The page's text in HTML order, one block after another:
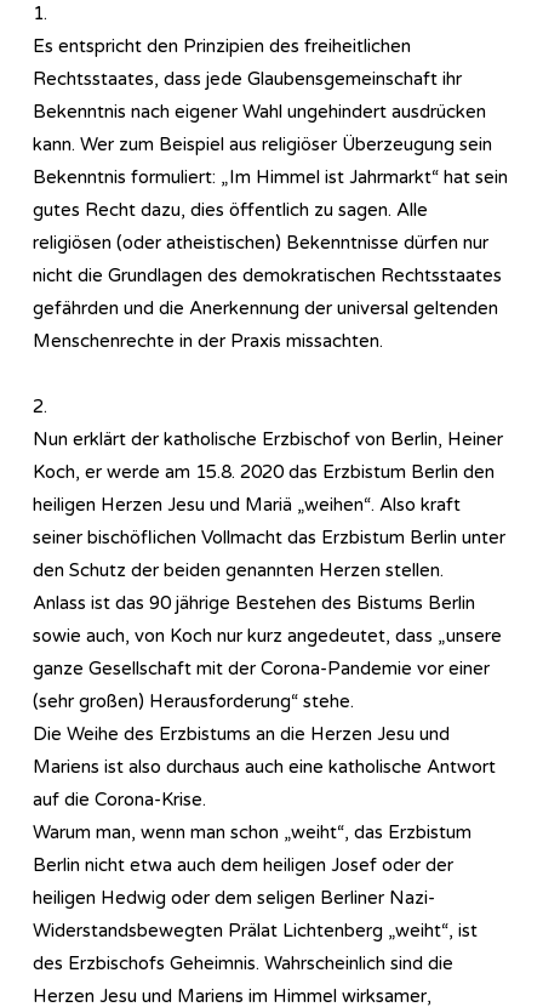
1.
Es entspricht den Prinzipien des freiheitlichen
Rechtsstaates, dass jede Glaubensgemeinschaft ihr
Bekenntnis nach eigener Wahl ungehindert ausdrücken
kann. Wer zum Beispiel aus religiöser Überzeugung sein
Bekenntnis formuliert: „Im Himmel ist Jahrmarkt“ hat sein
gutes Recht dazu, dies öffentlich zu sagen. Alle
religiösen (oder atheistischen) Bekenntnisse dürfen nur
nicht die Grundlagen des demokratischen Rechtsstaates
gefährden und die Anerkennung der universal geltenden
Menschenrechte in der Praxis missachten.
2.
Nun erklärt der katholische Erzbischof von Berlin, Heiner
Koch, er werde am 15.8. 2020 das Erzbistum Berlin den
heiligen Herzen Jesu und Mariä „weihen“. Also kraft
seiner bischöflichen Vollmacht das Erzbistum Berlin unter
den Schutz der beiden genannten Herzen stellen.
Anlass ist das 90 jährige Bestehen des Bistums Berlin
sowie auch, von Koch nur kurz angedeutet, dass „unsere
ganze Gesellschaft mit der Corona-Pandemie vor einer
(sehr großen) Herausforderung“ stehe.
Die Weihe des Erzbistums an die Herzen Jesu und
Mariens ist also durchaus auch eine katholische Antwort
auf die Corona-Krise.
Warum man, wenn man schon „weiht“, das Erzbistum
Berlin nicht etwa auch dem heiligen Josef oder der
heiligen Hedwig oder dem seligen Berliner Nazi-
Widerstandsbewegten Prälat Lichtenberg „weiht“, ist
des Erzbischofs Geheimnis. Wahrscheinlich sind die
Herzen Jesu und Mariens im Himmel wirksamer,